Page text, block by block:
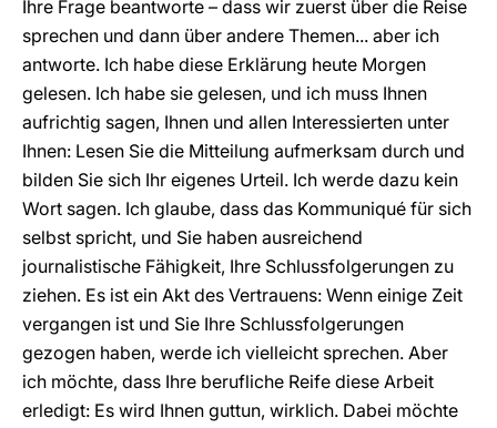
Ihre Frage beantworte – dass wir zuerst über die Reise
sprechen und dann über andere Themen... aber ich
antworte. Ich habe diese Erklärung heute Morgen
gelesen. Ich habe sie gelesen, und ich muss Ihnen
aufrichtig sagen, Ihnen und allen Interessierten unter
Ihnen: Lesen Sie die Mitteilung aufmerksam durch und
bilden Sie sich Ihr eigenes Urteil. Ich werde dazu kein
Wort sagen. Ich glaube, dass das Kommuniqué für sich
selbst spricht, und Sie haben ausreichend
journalistische Fähigkeit, Ihre Schlussfolgerungen zu
ziehen. Es ist ein Akt des Vertrauens: Wenn einige Zeit
vergangen ist und Sie Ihre Schlussfolgerungen
gezogen haben, werde ich vielleicht sprechen. Aber
ich möchte, dass Ihre berufliche Reife diese Arbeit
erledigt: Es wird Ihnen guttun, wirklich. Dabei möchte